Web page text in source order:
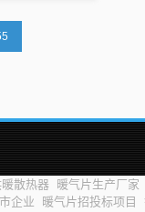
散热器 暖气片生产厂家
企业 暖气片招投标项目